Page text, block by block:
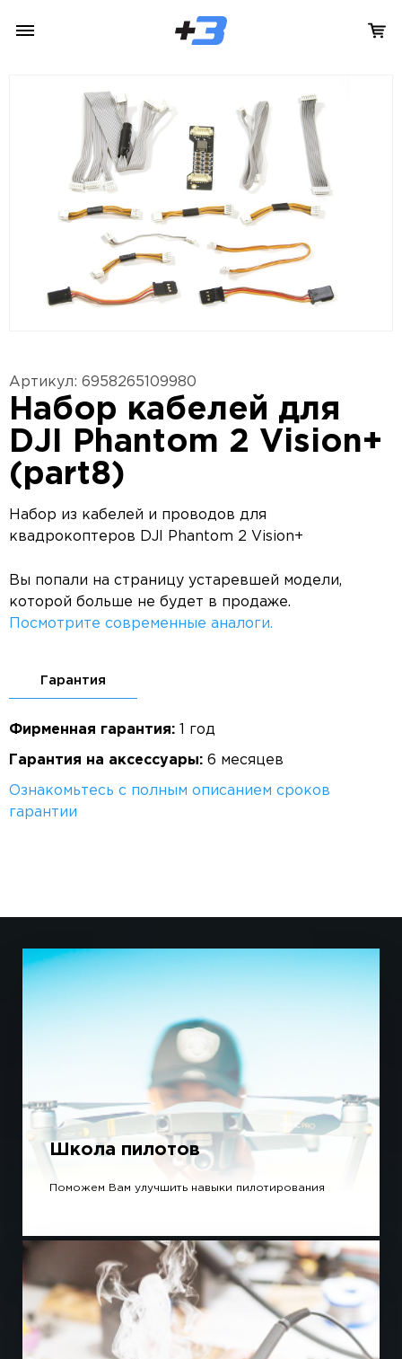
Артикул: 6958265109980
Набор кабелей для
DJI Phantom 2 Vision+
(part8)
Набор из кабелей и проводов для
квадрокоптеров DJI Phantom 2 Vision+
Вы попали на страницу устаревшей модели,
которой больше не будет в продаже.
Посмотрите современные аналоги.
Гарантия
Фирменная гарантия: 1 год
Гарантия на аксессуары: 6 месяцев
Ознакомьтесь с полным описанием сроков
гарантии
Школа пилотов
Поможем Вам улучшить навыки пилотирования